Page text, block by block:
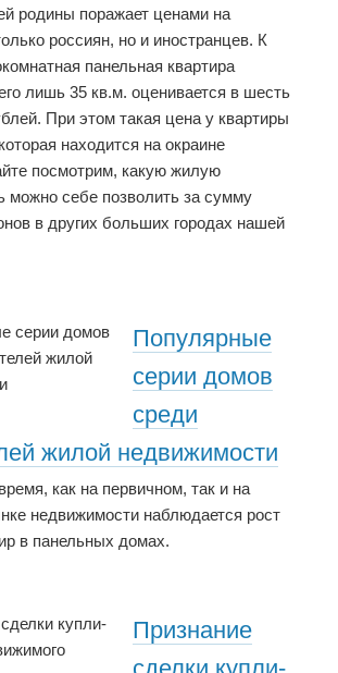
родины поражает ценами на
россиян, но и иностранцев. К
панельная квартира
лишь 35 кв.м. оценивается в шесть
При этом такая цена у квартиры
находится на окраине
посмотрим, какую жилую
можно себе позволить за сумму
в других больших городах нашей
Популярные
серии домов
среди
жилой недвижимости
как на первичном, так и на
недвижимости наблюдается рост
в панельных домах.
Признание